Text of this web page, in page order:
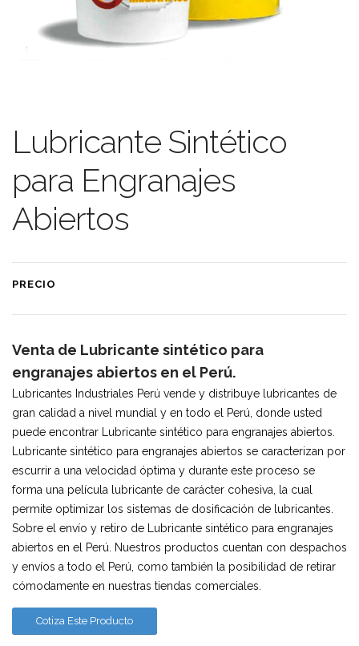
Lubricante Sintético
para Engranajes
Abiertos
PRECIO
Venta de Lubricante sintético para
engranajes abiertos en el Perú.
Lubricantes Industriales Perú vende y distribuye lubricantes de
gran calidad a nivel mundial y en todo el Perú, donde usted
puede encontrar Lubricante sintético para engranajes abiertos.
Lubricante sintético para engranajes abiertos se caracterizan por
escurrir a una velocidad óptima y durante este proceso se
forma una película lubricante de carácter cohesiva, la cual
permite optimizar los sistemas de dosificación de lubricantes.
Sobre el envío y retiro de Lubricante sintético para engranajes
abiertos en el Perú. Nuestros productos cuentan con despachos
y envíos a todo el Perú, como también la posibilidad de retirar
cómodamente en nuestras tiendas comerciales.
Cotiza Este Producto